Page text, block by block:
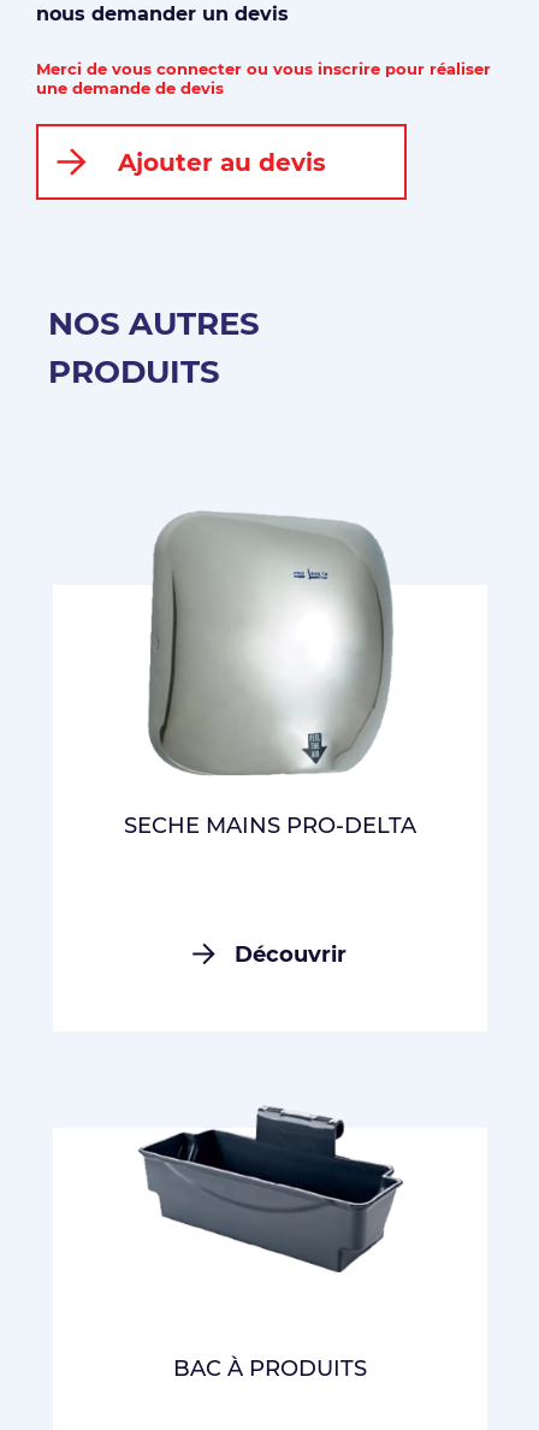
nous demander un devis
Merci de vous connecter ou vous inscrire pour réaliser
une demande de devis
Ajouter au devis
NOS AUTRES
PRODUITS
SECHE MAINS PRO-DELTA
Découvrir
BAC À PRODUITS